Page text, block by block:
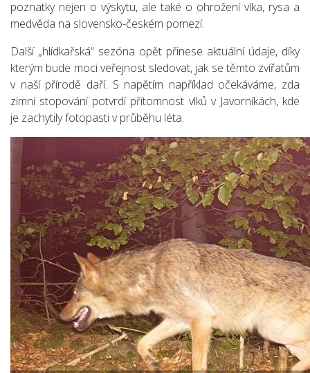
poznatky nejen o výskytu, ale také o ohrožení vlka, rysa a
medvěda na slovensko-českém pomezí.
Další „hlídkařská“ sezóna opět přinese aktuální údaje, díky
kterým bude moci veřejnost sledovat, jak se těmto zvířatům
v naší přírodě daří. S napětím například očekáváme, zda
zimní stopování potvrdí přítomnost vlků v Javorníkách, kde
je zachytily fotopasti v průběhu léta.